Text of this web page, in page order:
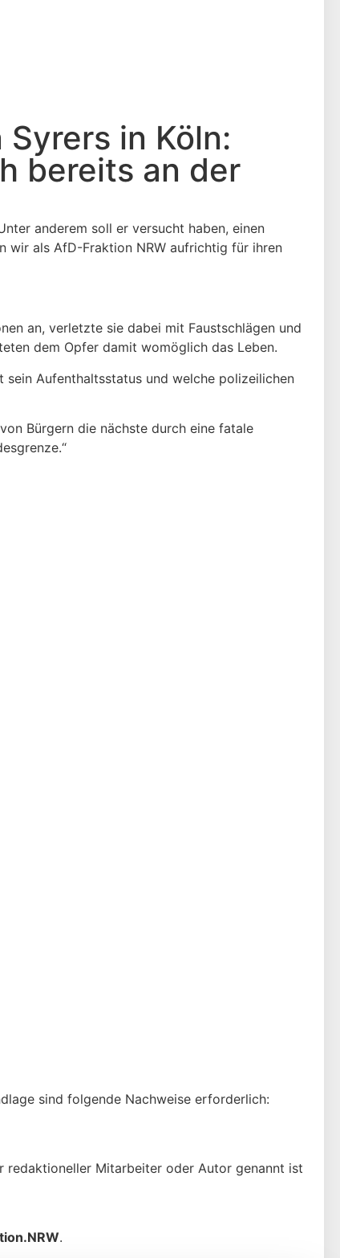
in Köln:
bereits an der
anderem soll er versucht haben, einen
wir als AfD-Fraktion NRW aufrichtig für ihren
an, verletzte sie dabei mit Faustschlägen und
dem Opfer damit womöglich das Leben.
Aufenthaltsstatus und welche polizeilichen
Bürgern die nächste durch eine fatale
sind folgende Nachweise erforderlich:
redaktioneller Mitarbeiter oder Autor genannt ist
.